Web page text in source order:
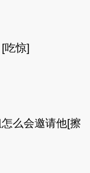
惊]
么会邀请他[擦